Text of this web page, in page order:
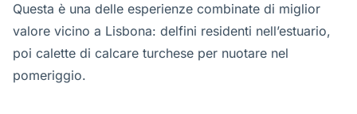
Questa è una delle esperienze combinate di miglior
valore vicino a Lisbona: delfini residenti nell’estuario,
poi calette di calcare turchese per nuotare nel
pomeriggio.